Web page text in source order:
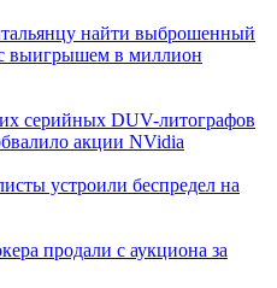
найти выброшенный
выигрышем в миллион
серийных DUV-литографов
акции NVidia
устроили беспредел на
продали с аукциона за